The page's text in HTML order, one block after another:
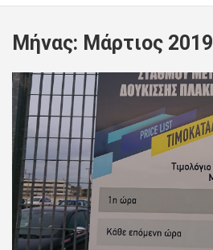
Μήνας: Μάρτιος 2019